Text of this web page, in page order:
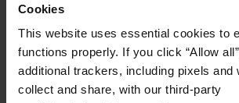
Cookies
This website uses essential cookies to
functions properly. If you click “Allow
additional trackers, including pixels and
collect and share, with our third-party
工业
化工与过程工业咨询团队
机械与工业技术
汽车与交通设备
金属与矿业